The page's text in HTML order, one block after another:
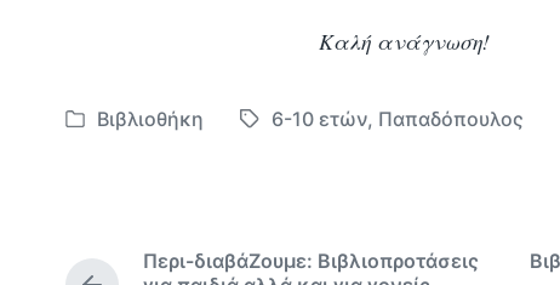
Καλή ανάγνωση!
Α
ή
Βιβλιοθήκη
Μ
ι
κ
6-10 ετών, Παπαδόπουλος
Περι-διαβάΖουμε: Βιβλιοπροτάσεις